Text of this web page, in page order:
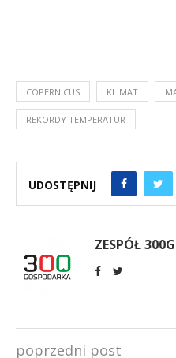
COPERNICUS KLIMAT
REKORDY TEMPERATUR
UDOSTĘPNIJ
ZESPÓŁ
poprzedni post